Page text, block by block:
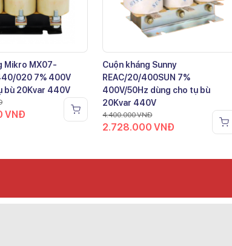
Mikro MX07-
020 7% 400V
bù 20Kvar 440V
VNĐ
Cuộn kháng Sunny
REAC/20/400SUN 7%
400V/50Hz dùng cho tụ bù
20Kvar 440V
4.400.000VNĐ
2.728.000VNĐ